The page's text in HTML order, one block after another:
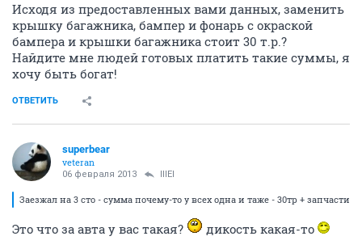
Исходя из предоставленных вами данных, заменить
крышку багажника, бампер и фонарь с окраской
бампера и крышки багажника стоит 30 т.р.?
Найдите мне людей готовых платить такие суммы, я
хочу быть богат!
ОТВЕТИТЬ
superbear
veteran
06 февраля 2013 lllEl
Заезжал на 3 сто - сумма почему-то у всех одна и таже - 30тр + запчасти
Это что за авта у вас такая? дикость какая-то